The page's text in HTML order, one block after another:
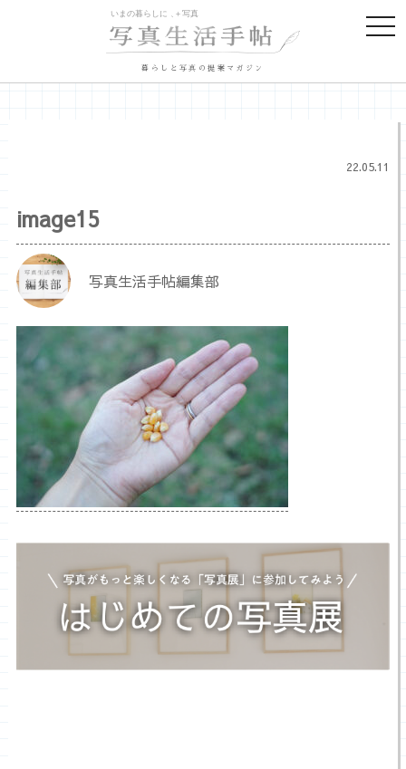
暮らしと写真の提案マガジン
22.05.11
image15
写真生活手帖編集部